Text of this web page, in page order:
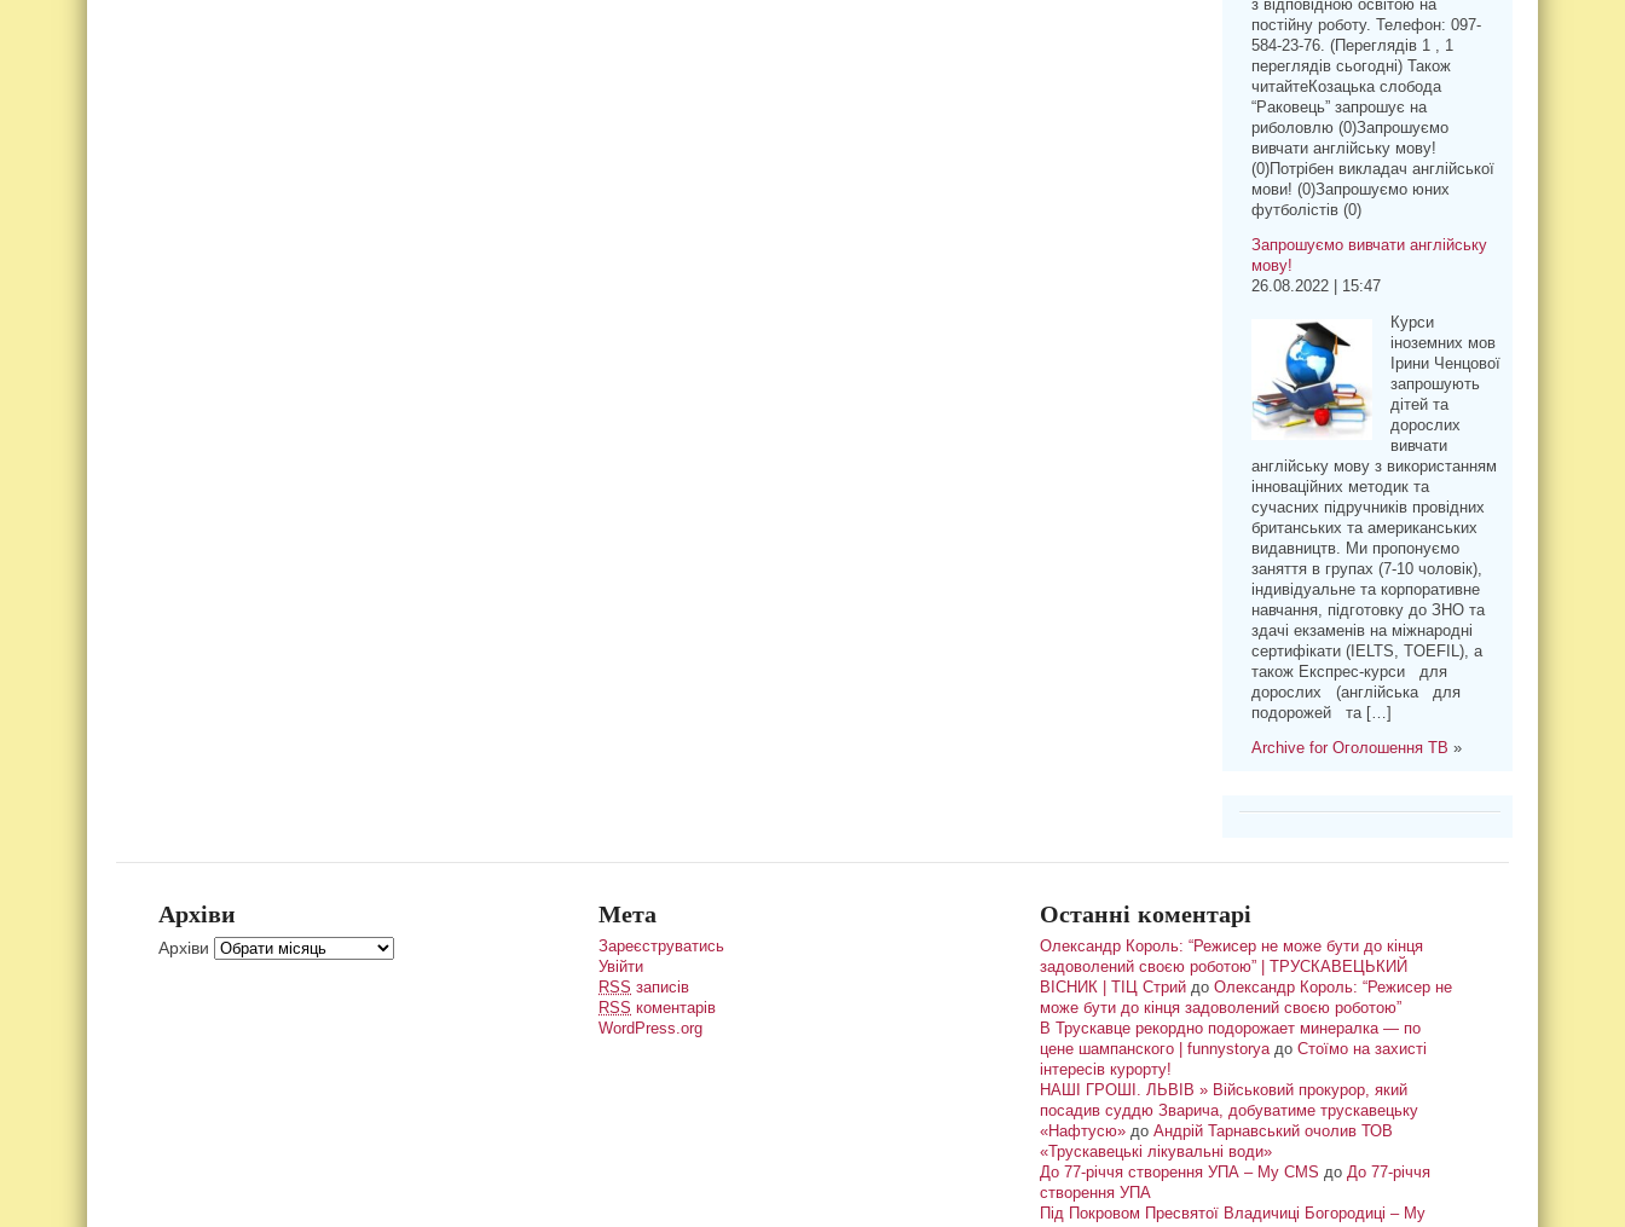
з відповідною освітою на
постійну роботу. Телефон: 097-
584-23-76. (Переглядів 1 , 1
переглядів сьогодні) Також
читайтеКозацька слобода
“Раковець” запрошує на
риболовлю (0)Запрошуємо
вивчати англійську мову!
(0)Потрібен викладач англійської
мови! (0)Запрошуємо юних
футболістів (0)
Запрошуємо вивчати англійську
мову!
26.08.2022 | 15:47
Курси
іноземних мов
Ірини Ченцової
запрошують
дітей та
дорослих
вивчати
англійську мову з використанням
інноваційних методик та
сучасних підручників провідних
британських та американських
видавництв. Ми пропонуємо
заняття в групах (7-10 чоловік),
індивідуальне та корпоративне
навчання, підготовку до ЗНО та
здачі екзаменів на міжнародні
сертифікати (IELTS, TOEFIL), а
також Експрес-курси для
дорослих (англійська для
подорожей та […]
Archive for Оголошення ТВ »
Архіви
Архіви
Мета
Зареєструватись
Увійти
RSS записів
RSS коментарів
WordPress.org
Останні коментарі
Олександр Король: “Режисер не може бути до кінця
задоволений своєю роботою” | ТРУСКАВЕЦЬКИЙ
ВІСНИК | ТІЦ Стрийдо Олександр Король: “Режисер не
може бути до кінця задоволений своєю роботою”
В Трускавце рекордно подорожает минералка — по
цене шампанского | funnystoryaдо Стоїмо на захисті
інтересів курорту!
НАШІ ГРОШІ. ЛЬВІВ » Військовий прокурор, який
посадив суддю Зварича, добуватиме трускавецьку
«Нафтусю»до Андрій Тарнавський очолив ТОВ
«Трускавецькі лікувальні води»
До 77-річчя створення УПА – My CMS до До 77-річчя
створення УПА
Під Покровом Пресвятої Владичиці Богородиці – My